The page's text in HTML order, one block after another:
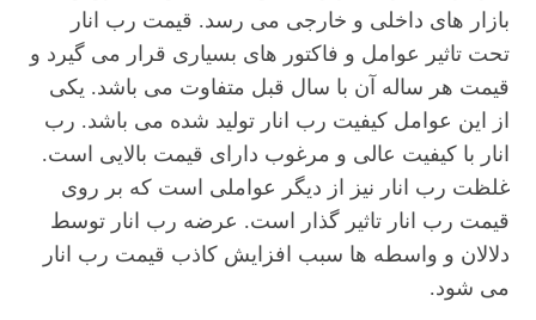
بازار های داخلی و خارجی می رسد. قیمت رب انار
تحت تاثیر عوامل و فاکتور های بسیاری قرار می گیرد و
قیمت هر ساله آن با سال قبل متفاوت می باشد. یکی
از این عوامل کیفیت رب انار تولید شده می باشد. رب
انار با کیفیت عالی و مرغوب دارای قیمت بالایی است.
غلظت رب انار نیز از دیگر عواملی است که بر روی
قیمت رب انار تاثیر گذار است. عرضه رب انار توسط
دلالان و واسطه ها سبب افزایش کاذب قیمت رب انار
می شود.